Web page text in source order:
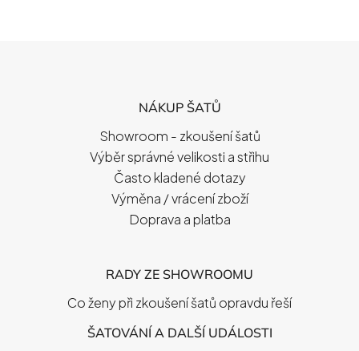
NÁKUP ŠATŮ
Showroom - zkoušení šatů
Výběr správné velikosti a střihu
Často kladené dotazy
Výměna / vrácení zboží
Doprava a platba
RADY ZE SHOWROOMU
Co ženy při zkoušení šatů opravdu řeší
ŠATOVÁNÍ A DALŠÍ UDÁLOSTI